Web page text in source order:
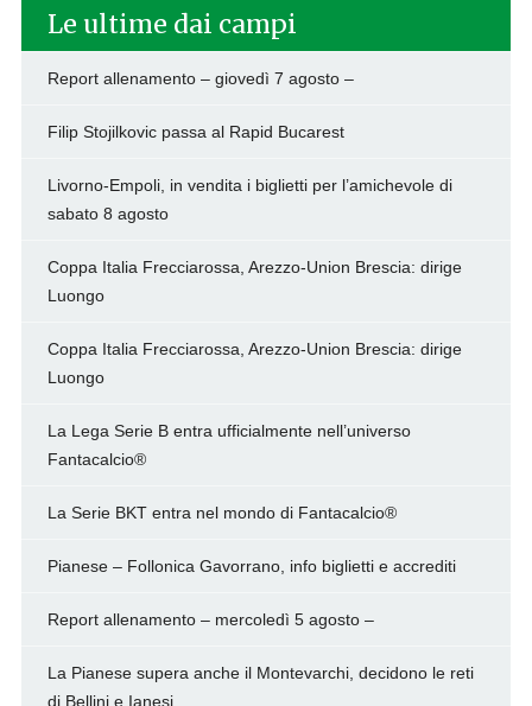
Le ultime dai campi
Report allenamento – giovedì 7 agosto –
Filip Stojilkovic passa al Rapid Bucarest
Livorno-Empoli, in vendita i biglietti per l’amichevole di
sabato 8 agosto
Coppa Italia Frecciarossa, Arezzo-Union Brescia: dirige
Luongo
Coppa Italia Frecciarossa, Arezzo-Union Brescia: dirige
Luongo
La Lega Serie B entra ufficialmente nell’universo
Fantacalcio®
La Serie BKT entra nel mondo di Fantacalcio®
Pianese – Follonica Gavorrano, info biglietti e accrediti
Report allenamento – mercoledì 5 agosto –
La Pianese supera anche il Montevarchi, decidono le reti
di Bellini e Ianesi